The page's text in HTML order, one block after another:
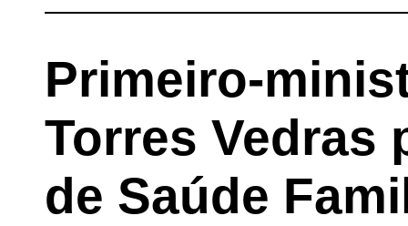
Primeiro-
Torres Vedras
de Saúde